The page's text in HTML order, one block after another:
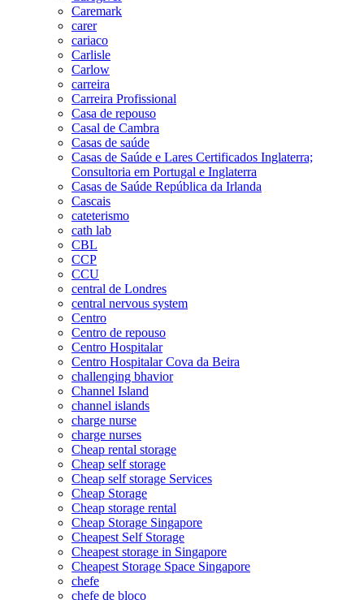
Caremark
carer
cariaco
Carlisle
Carlow
carreira
Carreira Profissional
Casa de repouso
Casal de Cambra
Casas de saúde
Casas de Saúde e Lares Certificados Inglaterra;
Consultoria em Portugal e Inglaterra
Casas de Saúde República da Irlanda
Cascais
cateterismo
cath lab
CBL
CCP
CCU
central de Londres
central nervous system
Centro
Centro de repouso
Centro Hospitalar
Centro Hospitalar Cova da Beira
challenging bhavior
Channel Island
channel islands
charge nurse
charge nurses
Cheap rental storage
Cheap self storage
Cheap self storage Services
Cheap Storage
Cheap storage rental
Cheap Storage Singapore
Cheapest Self Storage
Cheapest storage in Singapore
Cheapest Storage Space Singapore
chefe
chefe de bloco